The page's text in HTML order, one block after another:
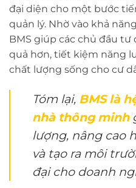
đại diện cho một bước
quản lý. Nhờ vào khả
BMS giúp các chủ đầu
quả hơn, tiết kiệm năng
chất lượng sống cho cư
Tóm lại, BMS là
nhà thông minh
lượng, nâng cao
và tạo ra môi
đại cho doanh